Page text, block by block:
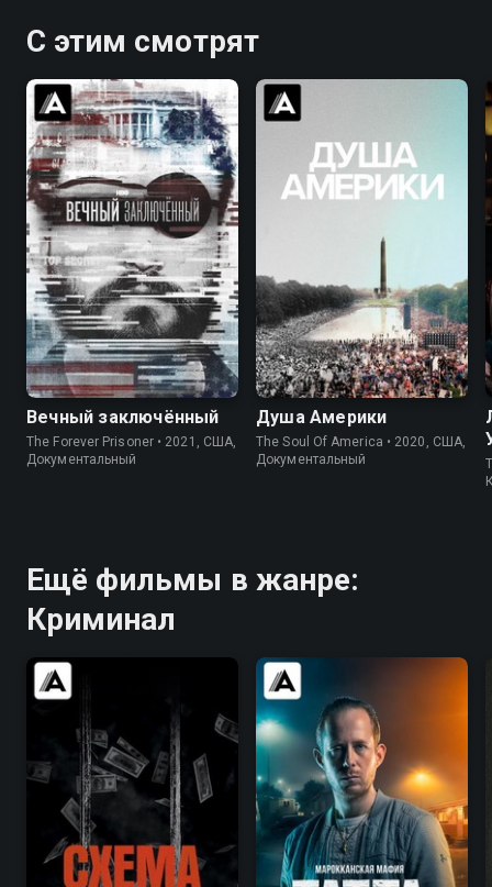
С этим смотрят
7.1 7.4
Вечный заключённый
The Forever Prisoner • 2021, США,
Документальный
6.9 7.3
Душа Америки
The Soul Of America • 2020, США,
Документальный
Ещё фильмы в жанре:
Криминал